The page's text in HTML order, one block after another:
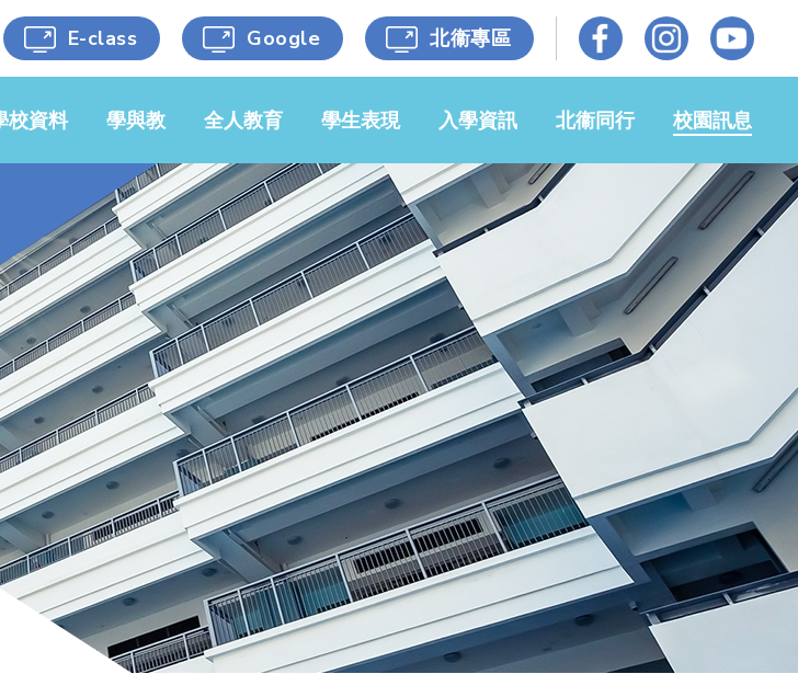
E-class Google 北衞專區
校資料
學校文件
服樣式
校刊物
車服務
用書目
絡我們
學與教
中文科
英文科
數學科
常識/人文/
科學
音樂科
視藝科
體育科
宗教科
普通話科
全人教育
黃金時段
藝術涵養
健康生活
科學能力
人文關懷
跨科目活動
培育園地
服務團隊
北衞校隊
黃金時段專
學生表現
光榮榜
佳作共賞
自學成果
獎學金
小六升中
自學樂繽紛
入學資訊
小一入學事
宜
申請2026-
27年度小
一候補生事
宜
申請插班生
學生入學資
料記錄表
繳費靈PPS
帳戶設定
北衞同行
牧區牧養
各級照片
家校同心
衞理校友
校園訊息
校園動態
媒體報導
校園電視台
開放日
65週年校
慶